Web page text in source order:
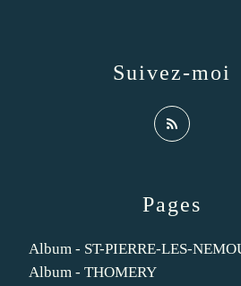
Pages
Album - ST-PIERRE-LES-
Album - THOMERY
Suivez-moi